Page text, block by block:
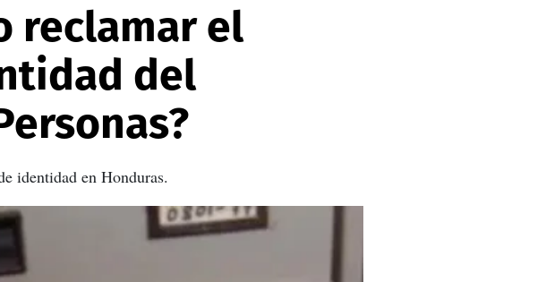
reclamar el
del
identidad en Honduras.